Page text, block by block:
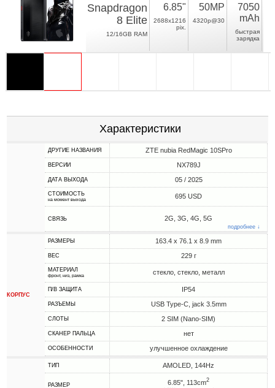
Snapdragon
8 Elite
12/16GB RAM
6.85"
2688x1216
pix.
50MP
4320p@30
7050
mAh
быстрая
зарядка
Характеристики
ДРУГИЕ НАЗВАНИЯ ZTE nubia RedMagic 10SPro
ВЕРСИИ NX789J
ДАТА ВЫХОДА 05 / 2025
СТОИМОСТЬ
на момент выхода 695 USD
СВЯЗЬ 2G, 3G, 4G, 5G
подробнее ↓
КОРПУС
РАЗМЕРЫ 163.4 x 76.1 x 8.9 mm
ВЕС 229 г
МАТЕРИАЛ
фронт, низ, рамка стекло, стекло, металл
П/В ЗАЩИТА IP54
РАЗЪЕМЫ USB Type-C, jack 3.5mm
СЛОТЫ 2 SIM (Nano-SIM)
СКАНЕР ПАЛЬЦА нет
ОСОБЕННОСТИ улучшенное охлаждение
ТИП AMOLED, 144Hz
РАЗМЕР 6.85", 113cm2